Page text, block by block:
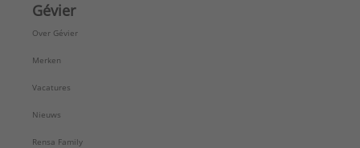
Gévier
Over Gévier
Merken
Vacatures
Nieuws
Rensa Family